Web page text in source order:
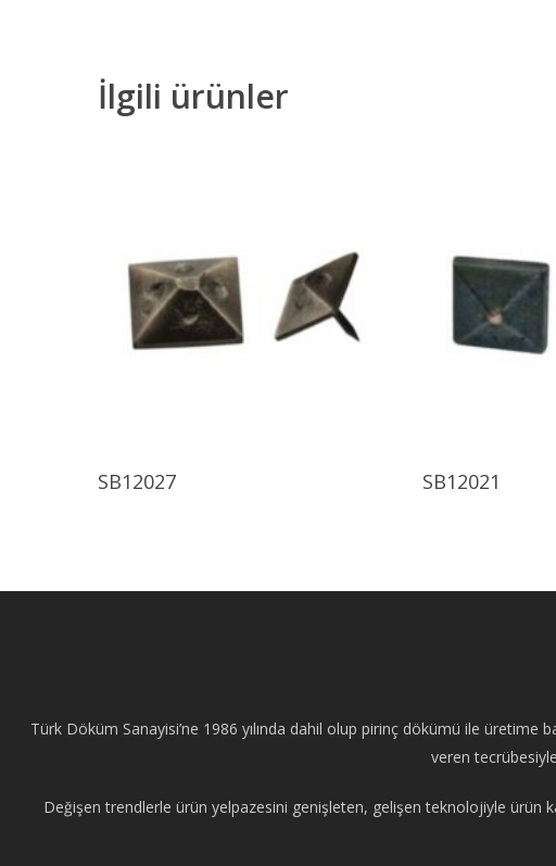
İlgili ürünler
SB12027 SB12021
Türk Döküm Sanayisi’ne 1986 yılında dahil olup pirinç dökümü ile
veren
Değişen trendlerle ürün yelpazesini genişleten, gelişen teknolojiyle ürün